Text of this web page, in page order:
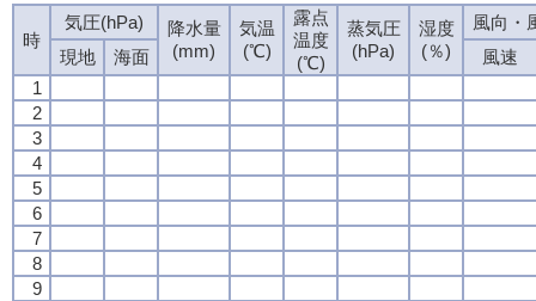
時
気圧(hPa)
降水量
(mm)
気温
(℃)
露点
温度
(℃)
蒸気圧
(hPa)
湿度
(％)
風向・
現地
海面
風速
1
2
3
4
5
6
7
8
9